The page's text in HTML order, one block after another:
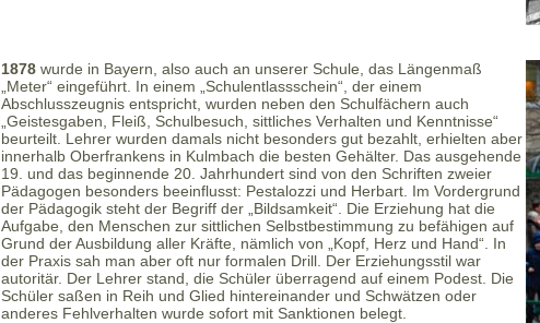
1878wurde in Bayern, also auch an unserer Schule, das Längenmaß
„Meter“ eingeführt. In einem „Schulentlassschein“, der einem
Abschlusszeugnis entspricht, wurden neben den Schulfächern auch
„Geistesgaben, Fleiß, Schulbesuch, sittliches Verhalten und Kenntnisse“
beurteilt. Lehrer wurden damals nicht besonders gut bezahlt, erhielten aber
innerhalb Oberfrankens in Kulmbach die besten Gehälter. Das ausgehende
19. und das beginnende 20. Jahrhundert sind von den Schriften zweier
Pädagogen besonders beeinflusst: Pestalozzi und Herbart. Im Vordergrund
der Pädagogik steht der Begriff der „Bildsamkeit“. Die Erziehung hat die
Aufgabe, den Menschen zur sittlichen Selbstbestimmung zu befähigen auf
Grund der Ausbildung aller Kräfte, nämlich von „Kopf, Herz und Hand“. In
der Praxis sah man aber oft nur formalen Drill. Der Erziehungsstil war
autoritär. Der Lehrer stand, die Schüler überragend auf einem Podest. Die
Schüler saßen in Reih und Glied hintereinander und Schwätzen oder
anderes Fehlverhalten wurde sofort mit Sanktionen belegt.